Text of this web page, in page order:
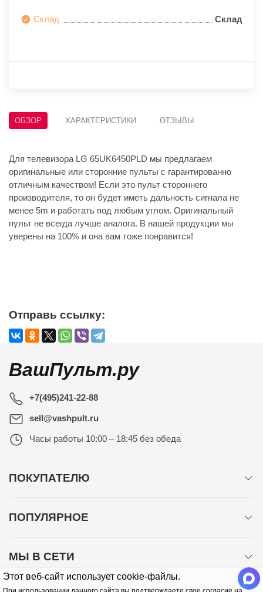
Этот веб-сайт использует cookie-файлы.
Склад Склад
ОБЗОР ХАРАКТЕРИСТИКИ ОТЗЫВЫ
Для телевизора LG 65UK6450PLD мы предлагаем
оригинальные или сторонние пульты с гарантированно
отличным качеством! Если это пульт стороннего
производителя, то он будет иметь дальность сигнала не
менее 5m и работать под любым углом. Оригинальный
пульт не всегда лучше аналога. В нашей продукции мы
уверены на 100% и она вам тоже понравится!
Отправь ссылку:
ВашПульт.ру
+7(495)241-22-88
sell@vashpult.ru
Часы работы 10:00 – 18:45 без обеда
ПОКУПАТЕЛЮ
ПОПУЛЯРНОЕ
МЫ В СЕТИ